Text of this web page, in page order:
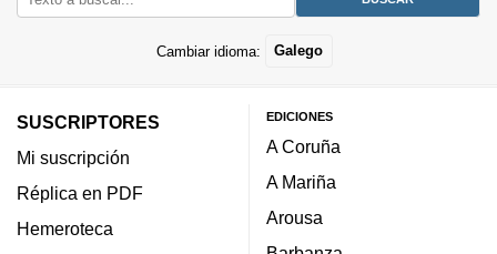
Cambiar idioma: Galego
SUSCRIPTORES
Mi suscripción
Réplica en PDF
Hemeroteca
EDICIONES
A Coruña
A Mariña
Arousa